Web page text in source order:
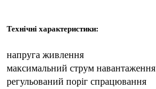
Технічні характеристики:
напруга живлення
максимальний струм навантаження
регульований поріг спрацювання